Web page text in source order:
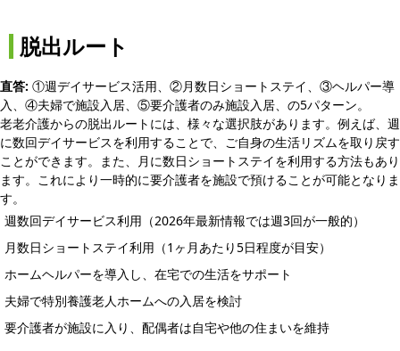
脱出ルート
直答: ①週デイサービス活用、②月数日ショートステイ、③ヘルパー導
入、④夫婦で施設入居、⑤要介護者のみ施設入居、の5パターン。
老老介護からの脱出ルートには、様々な選択肢があります。例えば、週
に数回デイサービスを利用することで、ご自身の生活リズムを取り戻す
ことができます。また、月に数日ショートステイを利用する方法もあり
ます。これにより一時的に要介護者を施設で預けることが可能となりま
す。
週数回デイサービス利用（2026年最新情報では週3回が一般的）
月数日ショートステイ利用（1ヶ月あたり5日程度が目安）
ホームヘルパーを導入し、在宅での生活をサポート
夫婦で特別養護老人ホームへの入居を検討
要介護者が施設に入り、配偶者は自宅や他の住まいを維持